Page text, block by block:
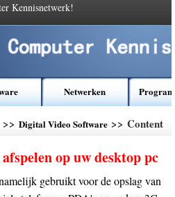
Kennisnetwerk!
Netwerken
>> Digital Video Software >> Content
op uw desktop pc
gebruikt voor de opslag van